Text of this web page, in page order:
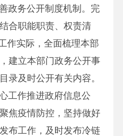
政务公开制度机制。完
合职能职责、权责清
作实际，全面梳理本部
建立本部门政务公开事
录及时公开有关内容。
工作推进政府信息公
焦疫情防控，坚持做好
布工作，及时发布冷链